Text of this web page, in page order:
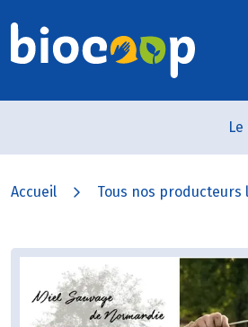
Accueil Tous nos producteurs